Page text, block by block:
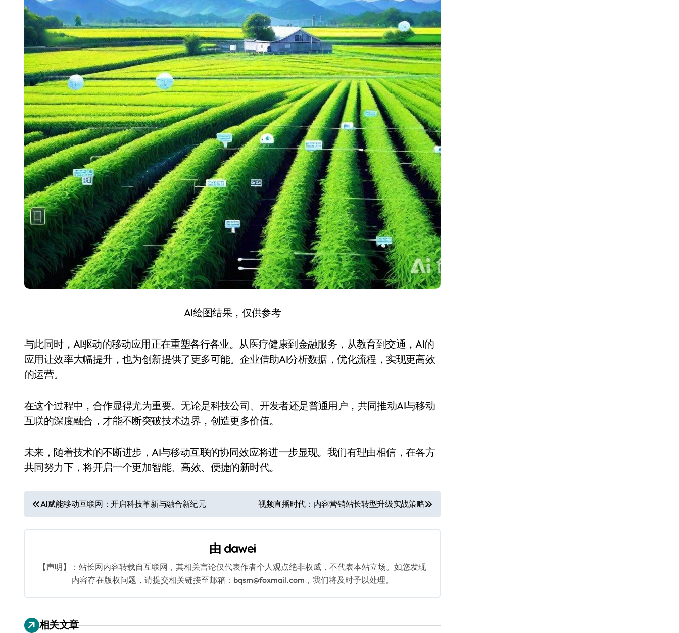
AI绘图结果，仅供参考
与此同时，AI驱动的移动应用正在重塑各行各业。从医疗健康到金融服务，从教育到交通，AI的
应用让效率大幅提升，也为创新提供了更多可能。企业借助AI分析数据，优化流程，实现更高效
的运营。
在这个过程中，合作显得尤为重要。无论是科技公司、开发者还是普通用户，共同推动AI与移动
互联的深度融合，才能不断突破技术边界，创造更多价值。
未来，随着技术的不断进步，AI与移动互联的协同效应将进一步显现。我们有理由相信，在各方
共同努力下，将开启一个更加智能、高效、便捷的新时代。
文
章
AI赋能移动互联网：开启科技革新与融合新纪元 视频直播时代：内容营销站长转型升级实战策略
由 dawei
【声明】：站长网内容转载自互联网，其相关言论仅代表作者个人观点绝非权威，不代表本站立场。如您发现
内容存在版权问题，请提交相关链接至邮箱：bqsm@foxmail.com，我们将及时予以处理。
相关文章